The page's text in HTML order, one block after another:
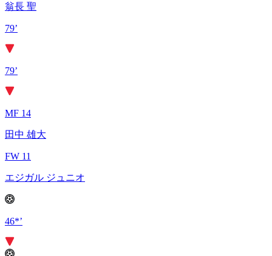
翁長 聖
79’
79’
MF 14
田中 雄大
FW 11
エジガル ジュニオ
46*’